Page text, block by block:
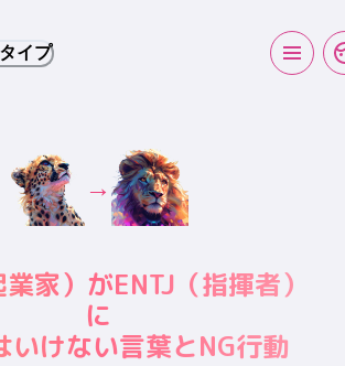
イプ
→
業家）がENTJ （指揮者）
に
いけない言葉とNG行動